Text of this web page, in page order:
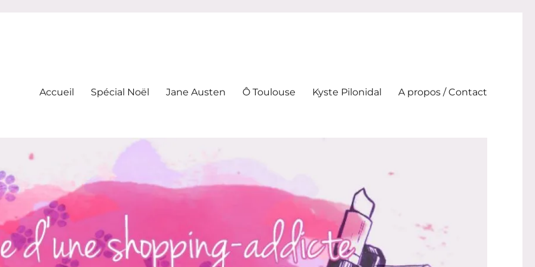
Accueil Spécial Noël Jane Austen Ô Toulouse Kyste Pilonidal A propos / Contact